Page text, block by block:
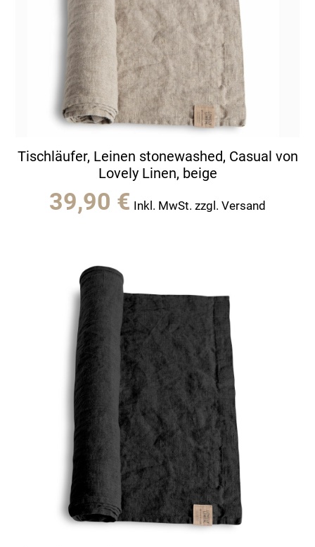
Tischläufer, Leinen stonewashed, Casual von
Lovely Linen, beige
39,90 € Inkl. MwSt. zzgl. Versand